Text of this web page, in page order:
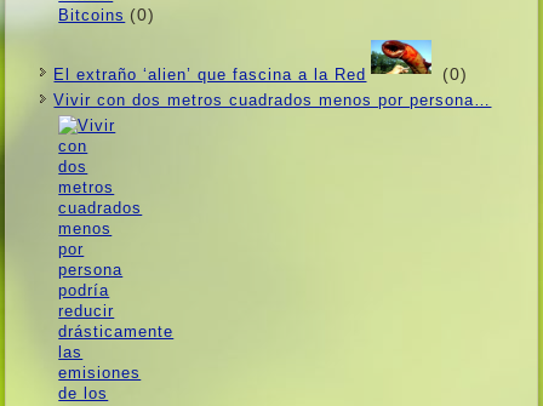
(0)
El extraño ‘alien’ que fascina a la Red (0)
Vivir con dos metros cuadrados menos por persona…